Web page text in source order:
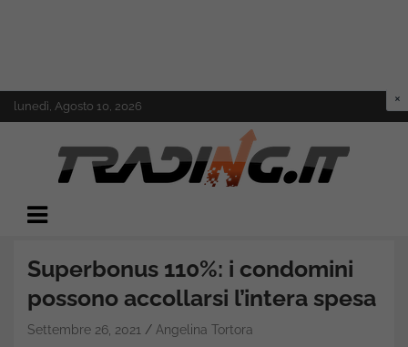
Skip
to
lunedì, Agosto 10, 2026
Trading.it
Superbonus 110%: i condomini
possono accollarsi l’intera spesa
Settembre 26, 2021 Angelina Tortora